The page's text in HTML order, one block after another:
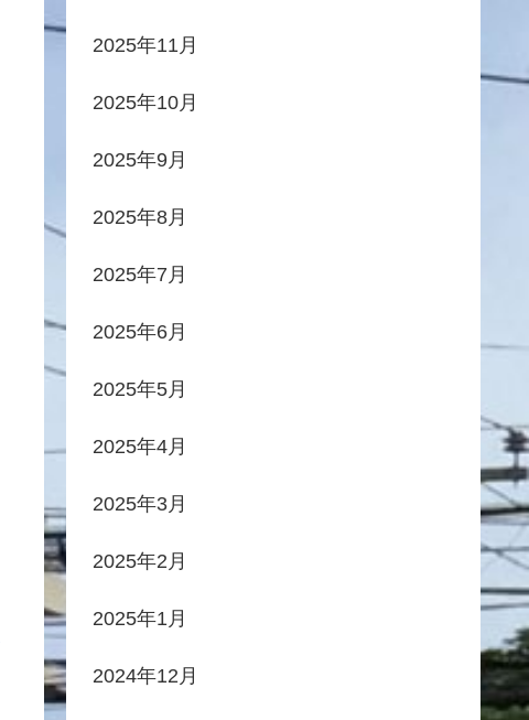
2025年11月
2025年10月
2025年9月
2025年8月
2025年7月
2025年6月
2025年5月
2025年4月
2025年3月
2025年2月
2025年1月
2024年12月